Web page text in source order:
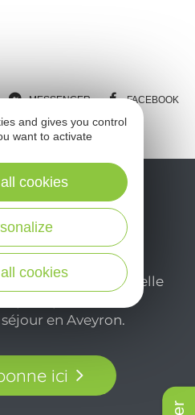
MESSENGER FACEBOOK
newsletter mensuelle
pour profiter
en Aveyron.
ici
and gives you control
want to activate
cookies
cookies